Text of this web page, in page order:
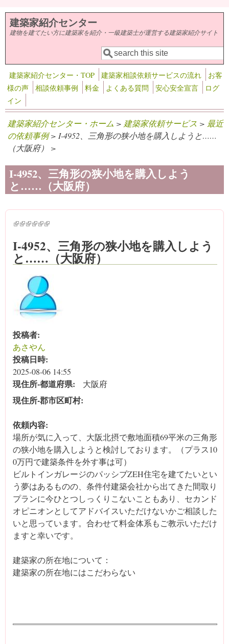
メインコンテンツに移動
建築家紹介センター
建物を建てたい方に建築家を紹介・一級建築士が運営する建築家紹介サイト
検索フォーム
検索
建築家紹介センター・TOP 建築家相談依頼サービスの流れ
お客
様の声
相談依頼事例 料金 よくある質問 安心安全宣言
ログ
イン
建築家紹介センター・ホーム > 建築家依頼サービス > 最近
の依頼事例> I-4952、三角形の狭小地を購入しようと……
（大阪府） >
I-4952、三角形の狭小地を購入しよう
と……（大阪府）
(link is external)
(link is external)
(link is external)
(link is external)
(link is external)
(link is external)
I-4952、三角形の狭小地を購入しよう
と……（大阪府）
投稿者:
あさやん
投稿日時:
2025-08-06 14:55
現住所‐都道府県: 大阪府
現住所‐郡市区町村:
依頼内容:
場所が気に入って、大阪北摂で敷地面積69平米の三角形
の狭小地を購入しようと検討しております。（プラス10
0万円で建築条件を外す事は可）
ビルトインガレージのパッシブZEH住宅を建てたいとい
う夢はあるものの、条件付建築会社から出てきた間取り
プランに今ひとつしっくりこないこともあり、セカンド
オピニオンとしてアドバイスいただけないかご相談した
いと思っています。合わせて料金体系もご教示いただけ
ますと幸いです。
建築家の所在地について：
建築家の所在地にはこだわらない